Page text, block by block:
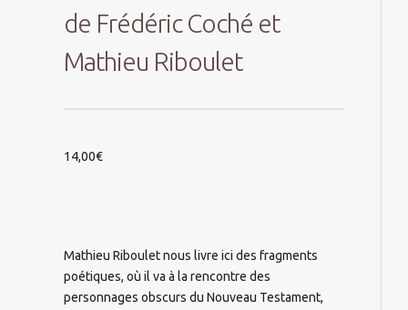
de Frédéric Coché et
Mathieu Riboulet
14,00€
Mathieu Riboulet nous livre ici des fragments
poétiques, où il va à la rencontre des
personnages obscurs du Nouveau Testament,